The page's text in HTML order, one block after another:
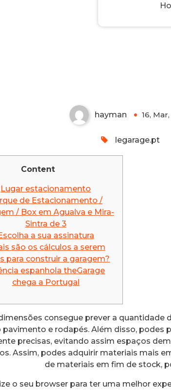
hayman 16,
legarage.pt
Content
Lugar estacionamento
de Estacionamento /
/ Box em Agualva e Mira-
Sintra de 3
a sua assinatura
são os cálculos a serem
para construir a garagem?
espanhola theGarage
chega a Portugal
consegue prever a quantidade
pavimento e rodapés. Além disso, podes
precisas, evitando assim espaços
Assim, podes adquirir materiais mais
de materiais em fim de stock,
o seu browser para ter uma melhor